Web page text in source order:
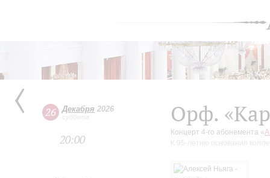
26 Декабря 2026
суббота
20:00
Орф.
Концерт 4-го абонемента «
К 95-летию основания